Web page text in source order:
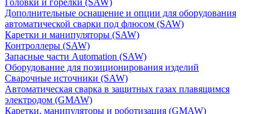
Головки и горелки (SAW)
Дополнительные оснащение и опции для оборудования
автоматической сварки под флюсом (SAW)
Каретки и манипуляторы (SAW)
Контроллеры (SAW)
Запасные части Automation (SAW)
Оборудование для позиционирования изделий
Сварочные источники (SAW)
Автоматическая сварка в защитных газах плавящимся
электродом (GMAW)
Каретки, манипуляторы и роботизация (GMAW)